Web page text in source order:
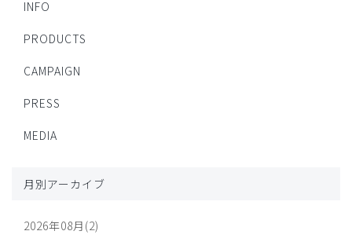
INFO
PRODUCTS
CAMPAIGN
PRESS
MEDIA
月別アーカイブ
2026年08月(2)